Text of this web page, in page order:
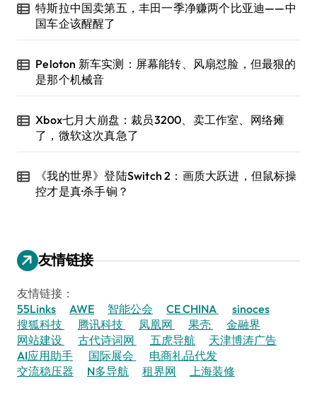
特斯拉中国卖第五，丰田一季净赚两个比亚迪——中
国车企该醒醒了
Peloton 新车实测：屏幕能转、风扇怼脸，但最狠的
是那个机械音
Xbox七月大崩盘：裁员3200、卖工作室、网络瘫
了，微软这次真急了
《我的世界》登陆Switch 2：画质大跃进，但鼠标操
控才是真·杀手锏？
友情链接
友情链接：
55Links
AWE 智能公会 CE CHINA
sinoces
搜狐科技
腾讯科技 凤凰网 果壳
金融界
网站建设
古代诗词网 五虎导航
天津博涛广告
AI应用助手
国际展会
电商礼品代发
交流稳压器
N多导航 租界网 上海装修